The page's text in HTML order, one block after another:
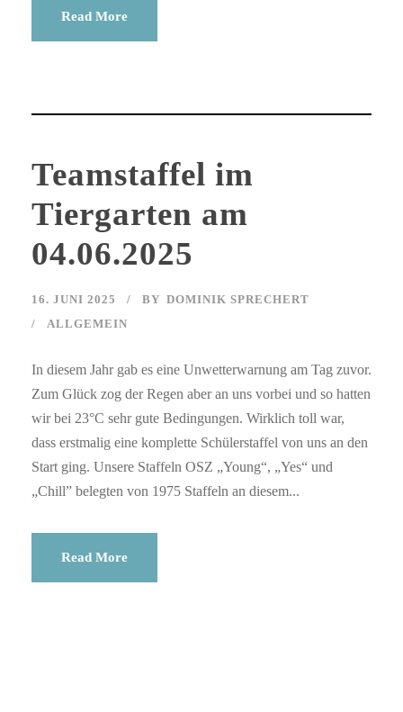
Read More
Teamstaffel im
Tiergarten am
04.06.2025
16. JUNI 2025 BY DOMINIK SPRECHERT
ALLGEMEIN
In diesem Jahr gab es eine Unwetterwarnung am Tag zuvor.
Zum Glück zog der Regen aber an uns vorbei und so hatten
wir bei 23°C sehr gute Bedingungen. Wirklich toll war,
dass erstmalig eine komplette Schülerstaffel von uns an den
Start ging. Unsere Staffeln OSZ „Young“, „Yes“ und
„Chill” belegten von 1975 Staffeln an diesem...
Read More